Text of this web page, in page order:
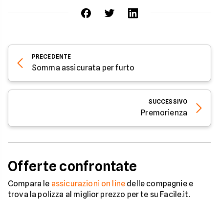
PRECEDENTE
Somma assicurata per furto
SUCCESSIVO
Premorienza
Offerte confrontate
Compara le assicurazioni on line delle compagnie e
trova la polizza al miglior prezzo per te su Facile.it.